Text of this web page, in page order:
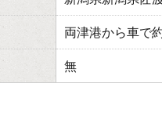
両津港から車で
無